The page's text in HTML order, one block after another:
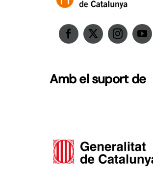
Notícies
Contacte
Amb el suport de